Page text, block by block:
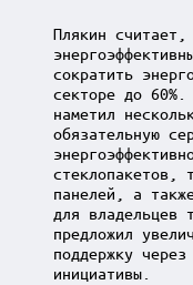
Плякин считает,
сократить
секторе до
наметил
обязательную
стеклопакетов,
панелей, а
для владельцев
предложил
поддержку
инициативы.